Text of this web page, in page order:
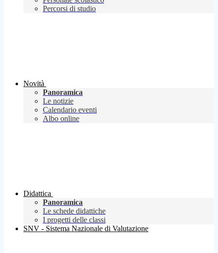
Percorsi di studio
Novità
Panoramica
Le notizie
Calendario eventi
Albo online
Didattica
Panoramica
Le schede didattiche
I progetti delle classi
SNV - Sistema Nazionale di Valutazione